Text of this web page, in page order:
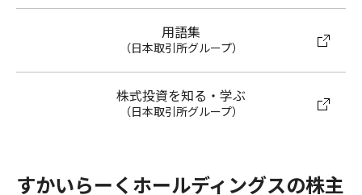
用語集
（日本取引所グループ）
株式投資を知る・学ぶ
（日本取引所グループ）
すかいらーくホールディングスの株主